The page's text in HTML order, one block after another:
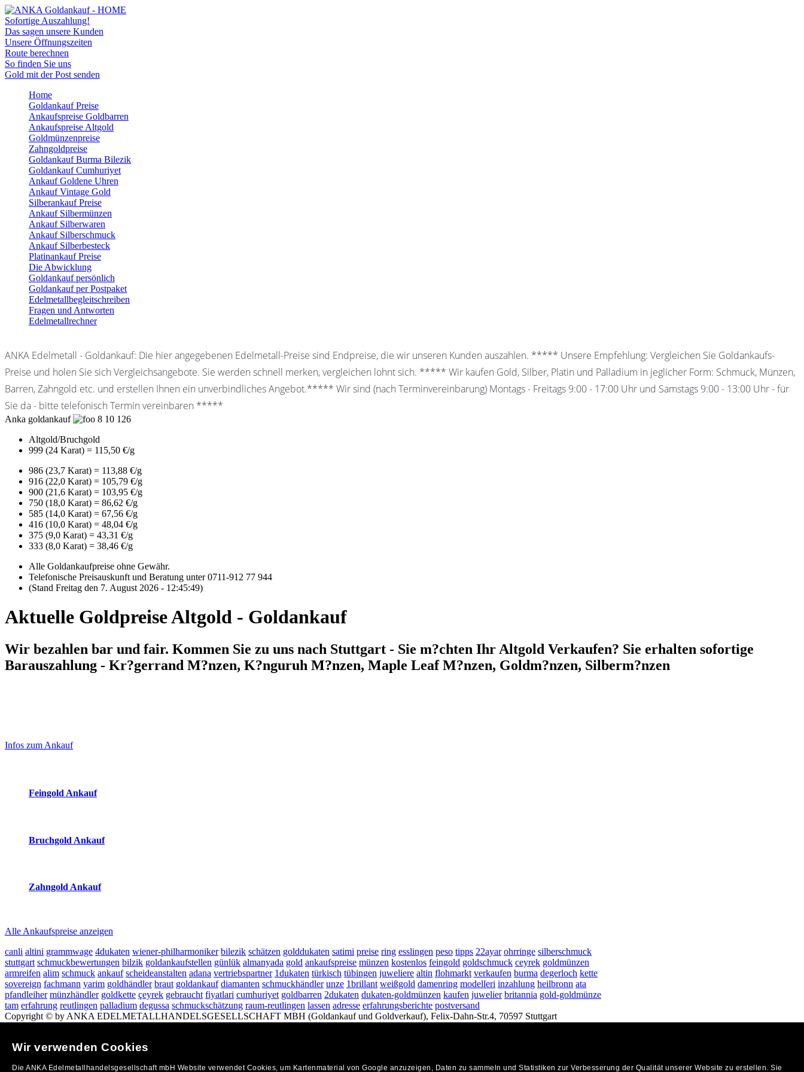
Wir verwenden Cookies
Die ANKA Edelmetallhandelsgesellschaft mbH Website verwendet Cookies, um Kartenmaterial von Google anzuzeigen, Daten zu sammeln und Statistiken zur Verbesserung der Qualität unserer Website zu erstellen. Sie
Sofortige Auszahlung!
Das sagen unsere Kunden
Unsere Öffnungszeiten
Route berechnen
So finden Sie uns
Gold mit der Post senden
Home
Goldankauf Preise
Ankaufspreise Goldbarren
Ankaufspreise Altgold
Goldmünzenpreise
Zahngoldpreise
Goldankauf Burma Bilezik
Goldankauf Cumhuriyet
Ankauf Goldene Uhren
Ankauf Vintage Gold
Silberankauf Preise
Ankauf Silbermünzen
Ankauf Silberwaren
Ankauf Silberschmuck
Ankauf Silberbesteck
Platinankauf Preise
Die Abwicklung
Goldankauf persönlich
Goldankauf per Postpaket
Edelmetallbegleitschreiben
Fragen und Antworten
Edelmetallrechner
ANKA Edelmetall - Goldankauf: Die hier angegebenen Edelmetall-Preise sind Endpreise, die wir unseren Kunden auszahlen. ***** Unsere Empfehlung: Vergleichen Sie Goldankaufs-
Preise und holen Sie sich Vergleichsangebote. Sie werden schnell merken, vergleichen lohnt sich. ***** Wir kaufen Gold, Silber, Platin und Palladium in jeglicher Form: Schmuck, Münzen,
Barren, Zahngold etc. und erstellen Ihnen ein unverbindliches Angebot.***** Wir sind (nach Terminvereinbarung) Montags - Freitags 9:00 - 17:00 Uhr und Samstags 9:00 - 13:00 Uhr - für
Sie da - bitte telefonisch Termin vereinbaren *****
Anka goldankauf 8 10 126
Altgold/Bruchgold
999 (24 Karat) = 115,50 €/g
986 (23,7 Karat) = 113,88 €/g
916 (22,0 Karat) = 105,79 €/g
900 (21,6 Karat) = 103,95 €/g
750 (18,0 Karat) = 86,62 €/g
585 (14,0 Karat) = 67,56 €/g
416 (10,0 Karat) = 48,04 €/g
375 (9,0 Karat) = 43,31 €/g
333 (8,0 Karat) = 38,46 €/g
Alle Goldankaufpreise ohne Gewähr.
Telefonische Preisauskunft und Beratung unter 0711-912 77 944
(Stand Freitag den 7. August 2026 - 12:45:49)
Aktuelle Goldpreise Altgold - Goldankauf
Wir bezahlen bar und fair. Kommen Sie zu uns nach Stuttgart - Sie m?chten Ihr Altgold Verkaufen? Sie erhalten sofortige
Barauszahlung - Kr?gerrand M?nzen, K?nguruh M?nzen, Maple Leaf M?nzen, Goldm?nzen, Silberm?nzen
Sidebar
Infos zum Ankauf
Feingold Ankauf
Bruchgold Ankauf
Zahngold Ankauf
Alle Ankaufspreise anzeigen
canli altini grammwage 4dukaten wiener-philharmoniker bilezik schätzen golddukaten satimi preise ring esslingen peso tipps 22ayar ohrringe silberschmuck
stuttgart schmuckbewertungen bilzik goldankaufstellen günlük almanyada gold ankaufspreise münzen kostenlos feingold goldschmuck ceyrek goldmünzen
armreifen alim schmuck ankauf scheideanstalten adana vertriebspartner 1dukaten türkisch tübingen juweliere altin flohmarkt verkaufen burma degerloch kette
sovereign fachmann yarim goldhändler braut goldankauf diamanten schmuckhändler unze 1brillant weißgold damenring modelleri inzahlung heilbronn ata
pfandleiher münzhändler goldkette çeyrek gebraucht fiyatlari cumhuriyet goldbarren 2dukaten dukaten-goldmünzen kaufen juwelier britannia gold-goldmünze
tam erfahrung reutlingen palladium degussa schmuckschätzung raum-reutlingen lassen adresse erfahrungsberichte postversand
Copyright © by ANKA EDELMETALLHANDELSGESELLSCHAFT MBH (Goldankauf und Goldverkauf), Felix-Dahn-Str.4, 70597 Stuttgart
Entfernungsrechner/Anfahrtsplan)
Kurierdienste Reutlingen Taxi Reutlingen www.moeblierte-apartments-stuttgart.de